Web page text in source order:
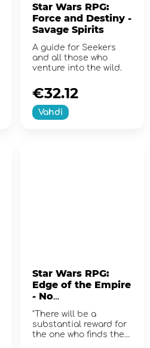
Star Wars RPG:
Force and Destiny -
Savage Spirits
A guide for Seekers
and all those who
venture into the wild.
Vahdi
€32.12
Star Wars RPG:
Edge of the Empire
- No
Disintegrations
"There will be a
substantial reward for
the one who finds the